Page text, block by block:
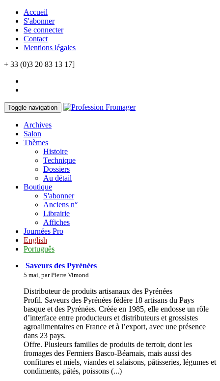
Accueil
S'abonner
Se connecter
Contact
Mentions légales
+ 33 (0)3 20 83 13 17]
Toggle navigation
Archives
Salon
Thèmes
Histoire
Technique
Dossiers
Au détail
Boutique
S'abonner
Anciens n°
Librairie
Affiches
Journées Pro
English
Português
Saveurs des Pyrénées
5 mai, par Pierre Vimond
Distributeur de produits artisanaux des Pyrénées
Profil. Saveurs des Pyrénées fédère 18 artisans du Pays
basque et des Pyrénées. Créée en 1985, elle endosse un rôle
d’interface entre producteurs et distributeurs et grossistes
agroalimentaires en France et à l’export, avec une présence
dans 23 pays.
Offre. Plusieurs familles de produits de terroir, dont les
fromages des Fermiers Basco-Béarnais, mais aussi des
confitures et miels, viandes et salaisons, pâtisseries, légumes et
condiments, pâtés, poissons (...)